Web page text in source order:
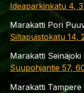
Ideaparkinkatu 4,
Marakatti Pori
Siltapuistokatu 14,
Marakatti
Suupohjantie 57,
Marakatti Tampere